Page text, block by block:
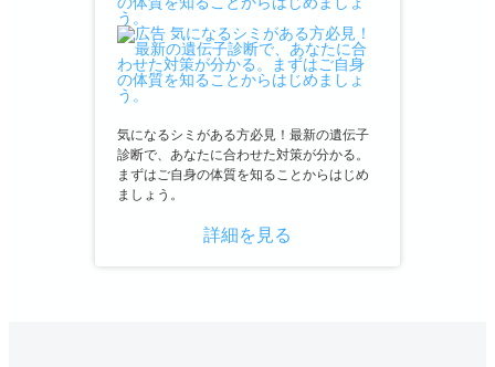
気になるシミがある方必見！最新の遺伝子
診断で、あなたに合わせた対策が分かる。
まずはご自身の体質を知ることからはじめ
ましょう。
詳細を見る